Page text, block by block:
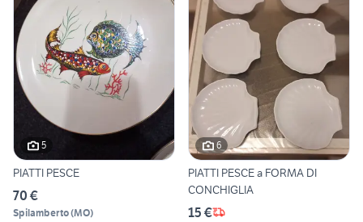
5
PIATTI PESCE
70 €
Spilamberto(MO)
6
PIATTI PESCE a FORMA DI
CONCHIGLIA
15 €